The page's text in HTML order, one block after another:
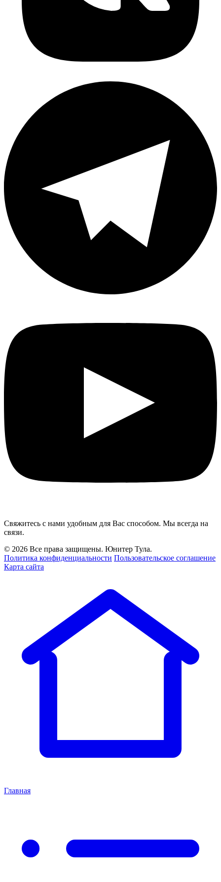
Свяжитесь с нами удобным для Вас способом. Мы всегда на
связи.
© 2026 Все права защищены. Юнитер Тула.
Политика конфиденциальности Пользовательское соглашение
Карта сайта
Главная